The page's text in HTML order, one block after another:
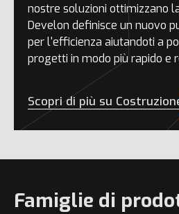
nostre soluzioni ottimizzano
Develon definisce un nuovo
per l'efficienza aiutandoti a
progetti in modo più rapido e
Scopri di più su
Famiglie di